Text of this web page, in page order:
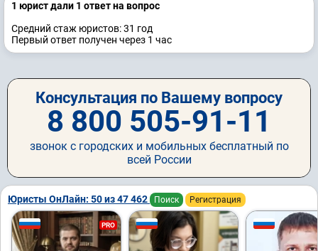
1 юрист дали 1 ответ на вопрос
Средний стаж юристов: 31 год
Первый ответ получен через 1 час
Консультация по Вашему вопросу
8 800 505-91-11
звонок с городских и мобильных бесплатный по
всей России
Юристы ОнЛайн: 50 из 47 462 Поиск Регистрация
PRO